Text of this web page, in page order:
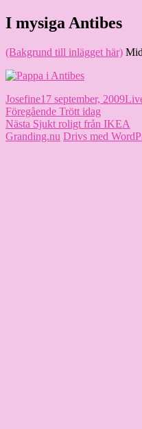
Hoppa
till
Granding.nu
I mysiga Antibes
(Bakgrund till inlägget här)
Författare
JosefinePublicerat
den
17 september, 2009
Inläggsnavigering
Föregående Föregående
inlägg:
Trött idag
Nästa Nästa
inlägg:
Sjukt roligt från IKEA
Granding.nu Drivs med